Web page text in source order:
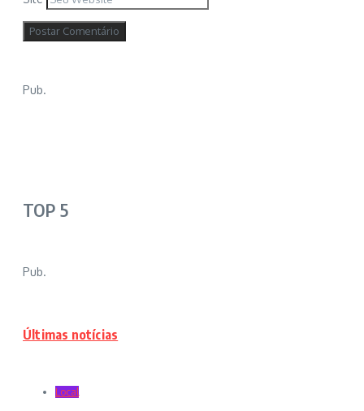
Pub.
TOP 5
Pub.
Últimas notícias
Local